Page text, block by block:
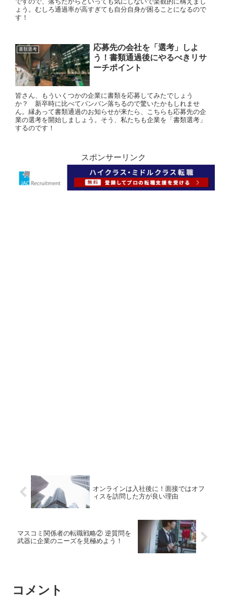
ょう。むしろ通過率が高すぎても自分自身が困ることになるので
す！
書類選考
応募先の会社を「選考」しよ
う！書類通過後にやるべきリサ
ーチポイント
皆さん、もういくつかの企業に書類を応募してみたでしょう
か？ 新卒時に比べてバンバン落ちるので驚いたかもしれませ
ん。縁あって書類通過のお知らせが来たら、こちらも応募先の企
業の選考を開始しましょう。そう、私たちも企業を「書類選考」
するのです！
スポンサーリンク
オンラインは入社後に！面接ではオフ
ィスを訪問した方が良い理由
マスコミ関係者の転職戦略② 逆質問を
武器に企業のニーズを見極めよう！
コメント